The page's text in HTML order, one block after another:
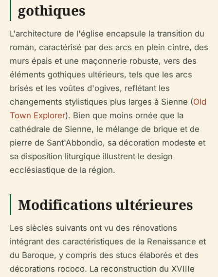
gothiques
L'architecture de l'église encapsule la transition du
roman, caractérisé par des arcs en plein cintre, des
murs épais et une maçonnerie robuste, vers des
éléments gothiques ultérieurs, tels que les arcs
brisés et les voûtes d'ogives, reflétant les
changements stylistiques plus larges à Sienne (Old
Town Explorer). Bien que moins ornée que la
cathédrale de Sienne, le mélange de brique et de
pierre de Sant'Abbondio, sa décoration modeste et
sa disposition liturgique illustrent le design
ecclésiastique de la région.
Modifications ultérieures
Les siècles suivants ont vu des rénovations
intégrant des caractéristiques de la Renaissance et
du Baroque, y compris des stucs élaborés et des
décorations rococo. La reconstruction du XVIIIe